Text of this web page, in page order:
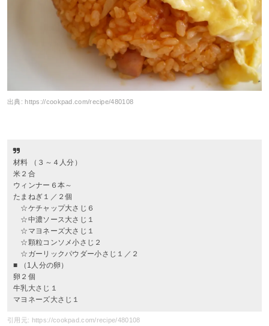
出典:https://cookpad.com/recipe/480108
材料 （３～４人分）
米２合
ウィンナー６本～
たまねぎ１／２個
☆ケチャップ大さじ６
☆中濃ソース大さじ１
☆マヨネーズ大さじ１
☆顆粒コンソメ小さじ２
☆ガーリックパウダー小さじ１／２
■ （1人分の卵）
卵２個
牛乳大さじ１
マヨネーズ大さじ１
引用元: https://cookpad.com/recipe/480108